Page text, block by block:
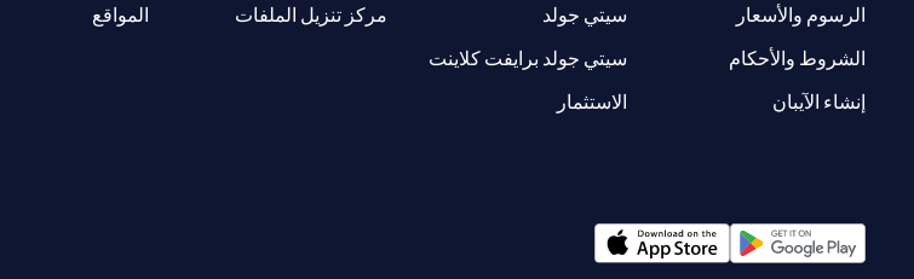
الرسوم والأسعار
الشروط والأحكام
إنشاء الآيبان
سيتي جولد
سيتي جولد برايفت كلاينت
الاستثمار
مركز تنزيل الملفات المواقع
(opens in a new tab)